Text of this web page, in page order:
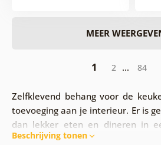
MEER
1 2 … 84
Zelfklevend behang voor de
toevoeging aan je interieur. Er is
dan lekker eten en dineren in
ruimte. Fotobehang aan de muur
Beschrijving tonen